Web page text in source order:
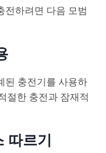
전하려면 다음 모범
된 충전기를 사용하
절한 충전과 잠재적
르기